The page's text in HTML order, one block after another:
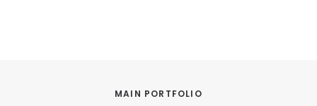
MAIN PORTFOLIO